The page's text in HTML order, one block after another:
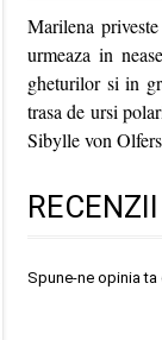
Marilena
urmeaza in
gheturilor si in
trasa de ursi
Sibylle von
RECENZII
Spune-ne opinia